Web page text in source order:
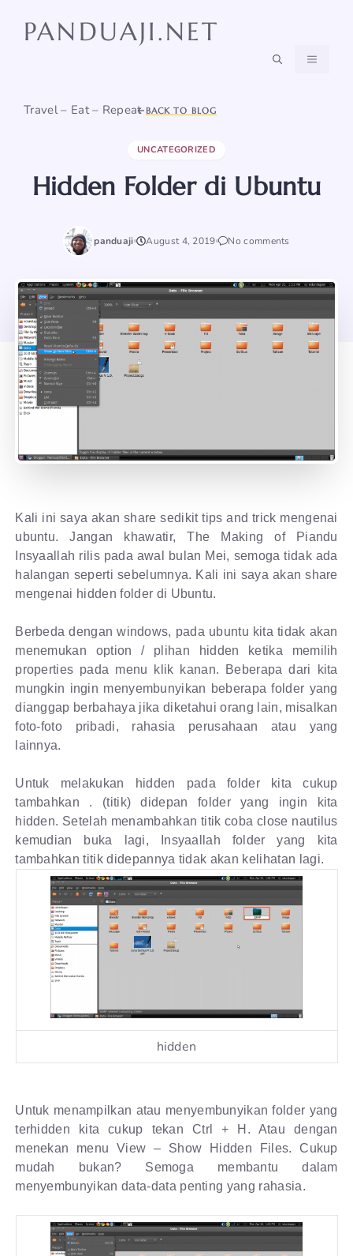
PANDUAJI.NET
Travel – Eat – Repeat
MENU
BACK TO BLOG
UNCATEGORIZED
Hidden Folder di Ubuntu
panduaji August 4, 2019 No comments
Kali ini saya akan share sedikit tips and trick mengenai
ubuntu. Jangan khawatir, The Making of Piandu
Insyaallah rilis pada awal bulan Mei, semoga tidak ada
halangan seperti sebelumnya. Kali ini saya akan share
mengenai hidden folder di Ubuntu.
Berbeda dengan windows, pada ubuntu kita tidak akan
menemukan option / plihan hidden ketika memilih
properties pada menu klik kanan. Beberapa dari kita
mungkin ingin menyembunyikan beberapa folder yang
dianggap berbahaya jika diketahui orang lain, misalkan
foto-foto pribadi, rahasia perusahaan atau yang
lainnya.
Untuk melakukan hidden pada folder kita cukup
tambahkan . (titik) didepan folder yang ingin kita
hidden. Setelah menambahkan titik coba close nautilus
kemudian buka lagi, Insyaallah folder yang kita
tambahkan titik didepannya tidak akan kelihatan lagi.
hidden
Untuk menampilkan atau menyembunyikan folder yang
terhidden kita cukup tekan Ctrl + H. Atau dengan
menekan menu View – Show Hidden Files. Cukup
mudah bukan? Semoga membantu dalam
menyembunyikan data-data penting yang rahasia.